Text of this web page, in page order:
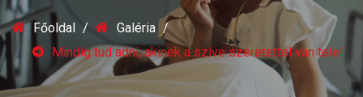
Főoldal
Galéria
Mindíg tud adni, akinek a szíve szeretettel van tele!